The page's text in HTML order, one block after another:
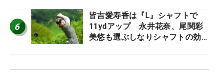
6
皆吉愛寿香は『L』シャフトで
11ydアップ 永井花奈、尾関彩
美悠も選ぶしなりシャフトの効果